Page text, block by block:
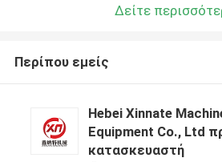
Δείτε
Περίπου εμείς
Hebei Xinnate
Equipment Co., Ltd
κατασκευαστή